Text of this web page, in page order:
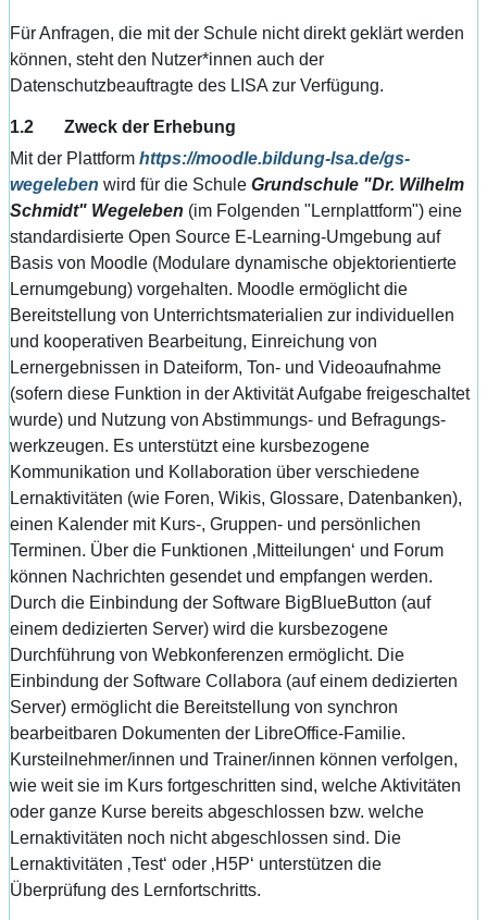
Für Anfragen, die mit der Schule nicht direkt geklärt werden
können, steht den Nutzer*innen auch der
Datenschutzbeauftragte des LISA zur Verfügung.
1.2 Zweck der Erhebung
Mit der Plattform https://moodle.bildung-lsa.de/gs-
wegeleben wird für die Schule Grundschule "Dr. Wilhelm
Schmidt" Wegeleben (im Folgenden "Lernplattform") eine
standardisierte Open Source E-Learning-Umgebung auf
Basis von Moodle (Modulare dynamische objektorientierte
Lernumgebung) vorgehalten. Moodle ermöglicht die
Bereitstellung von Unterrichtsmaterialien zur individuellen
und kooperativen Bearbeitung, Einreichung von
Lernergebnissen in Dateiform, Ton- und Videoaufnahme
(sofern diese Funktion in der Aktivität Aufgabe freigeschaltet
wurde) und Nutzung von Abstimmungs- und Befragungs-
werkzeugen. Es unterstützt eine kursbezogene
Kommunikation und Kollaboration über verschiedene
Lernaktivitäten (wie Foren, Wikis, Glossare, Datenbanken),
einen Kalender mit Kurs-, Gruppen- und persönlichen
Terminen. Über die Funktionen ‚Mitteilungen‘ und Forum
können Nachrichten gesendet und empfangen werden.
Durch die Einbindung der Software BigBlueButton (auf
einem dedizierten Server) wird die kursbezogene
Durchführung von Webkonferenzen ermöglicht. Die
Einbindung der Software Collabora (auf einem dedizierten
Server) ermöglicht die Bereitstellung von synchron
bearbeitbaren Dokumenten der LibreOffice-Familie.
Kursteilnehmer/innen und Trainer/innen können verfolgen,
wie weit sie im Kurs fortgeschritten sind, welche Aktivitäten
oder ganze Kurse bereits abgeschlossen bzw. welche
Lernaktivitäten noch nicht abgeschlossen sind. Die
Lernaktivitäten ‚Test‘ oder ‚H5P‘ unterstützen die
Überprüfung des Lernfortschritts.